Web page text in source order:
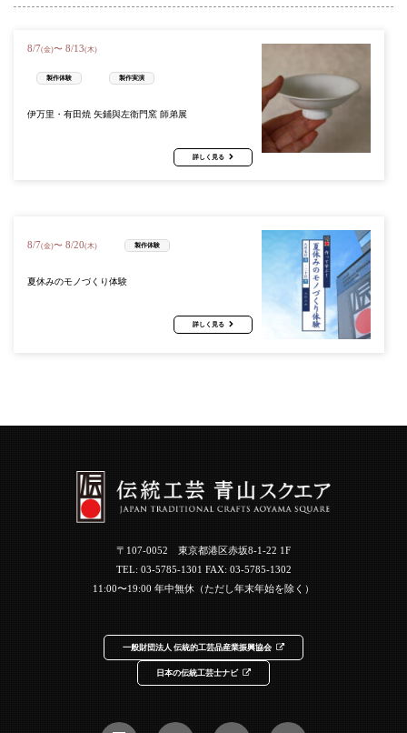
8/7(金)〜 8/13(木)
製作体験 製作実演
伊万里・有田焼 矢鋪與左衛門窯 師弟展
詳しく見る
8/7(金)〜 8/20(木) 製作体験
夏休みのモノづくり体験
詳しく見る
〒107-0052 東京都港区赤坂8-1-22 1F
TEL: 03-5785-1301 FAX: 03-5785-1302
11:00〜19:00 年中無休（ただし年末年始を除く）
一般財団法人 伝統的工芸品産業振興協会
日本の伝統工芸士ナビ